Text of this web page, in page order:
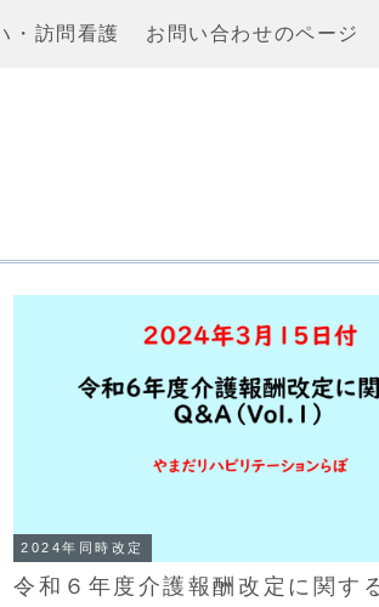
・訪問看護 お問い合わせのページ
2024年同時改定
令和６年度介護報酬改定に関す